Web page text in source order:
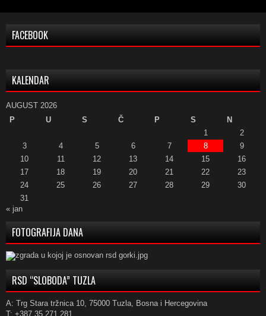
FACEBOOK
KALENDAR
AUGUST 2026
P
U S Č P S
N
1
2
3
4 5 6 7 8
9
10
11 12 13 14 15
16
17
18 19 20 21 22
23
24
25 26 27 28 29
30
31
« jan
FOTOGRAFIJA DANA
RSD “SLOBODA” TUZLA
A: Trg Stara tržnica 10, 75000 Tuzla, Bosna i Hercegovina
T: +387 35 271 281